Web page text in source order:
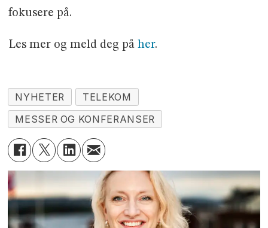
fokusere på.
Les mer og meld deg på her.
NYHETER
TELEKOM
MESSER OG KONFERANSER